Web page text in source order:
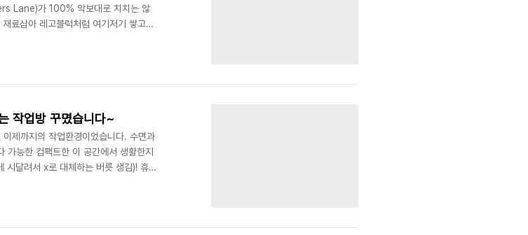
Lane)가 100% 악보대로 치치는 않
료삼아 레고블럭처럼 여기저기 쌓고
악장의 마지막 부분들을 들어보면 느낄
한게 아니었..
작업방 꾸몄습니다~
제까지의 작업환경이었습니다. 수면과
가능한 컴팩트한 이 공간에서 생활한지
시달려서 x로 대체하는 버릇 생김)! 휴
실 마련하기 오디세이 1 지난 글에서
벽에 형용할 수..